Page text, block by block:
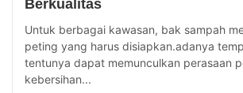
Berkualitas
Untuk berbagai kawasan, bak sampah
peting yang harus disiapkan.adanya
tentunya dapat memunculkan perasaan
kebersihan...